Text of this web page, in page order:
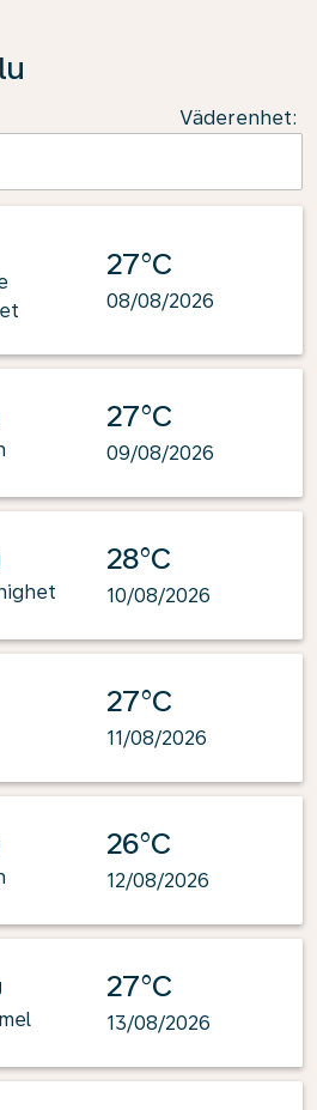
Väderenhet:
27°C
08/08/2026
27°C
09/08/2026
28°C
10/08/2026
27°C
11/08/2026
26°C
12/08/2026
27°C
13/08/2026